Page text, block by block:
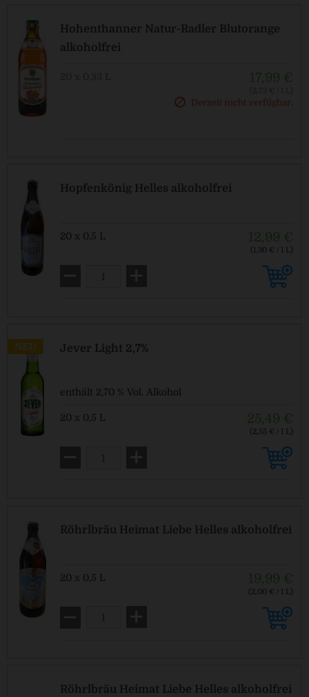
Hohenthanner Natur-Radler Blutorange
alkoholfrei
17,99 €
MEHRWEG zzgl. Pfand: 3,10 € *
Derzeit nicht verfügbar.
Hopfenkönig Helles alkoholfrei
20 x 0,5 L 12,99 €
(1,30 € / 1 L)
NEU Jever Light 2,7%
enthält 2,70 % Vol. Alkohol
20 x 0,5 L 25,49 €
(2,55 € / 1 L)
Röhrlbräu Heimat Liebe Helles alkoholfrei
20 x 0,5 L 19,99 €
(2,00 € / 1 L)
Röhrlbräu Heimat Liebe Helles alkoholfrei